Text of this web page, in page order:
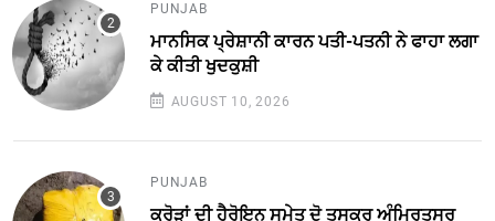
PUNJAB
ਮਾਨਸਿਕ ਪ੍ਰੇਸ਼ਾਨੀ ਕਾਰਨ ਪਤੀ-ਪਤਨੀ ਨੇ ਫਾਹਾ ਲਗਾ
ਕੇ ਕੀਤੀ ਖੁਦਕੁਸ਼ੀ
AUGUST 10, 2026
PUNJAB
ਕਰੋੜਾਂ ਦੀ ਹੈਰੋਇਨ ਸਮੇਤ ਦੋ ਤਸਕਰ ਅੰਮ੍ਰਿਤਸਰ